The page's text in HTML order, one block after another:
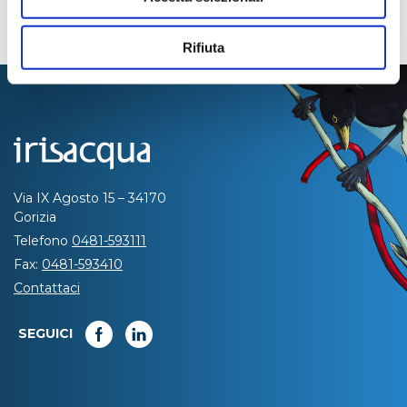
Rifiuta
Via IX Agosto 15 – 34170
Gorizia
Telefono 0481-593111
Fax: 0481-593410
Contattaci
SEGUICI